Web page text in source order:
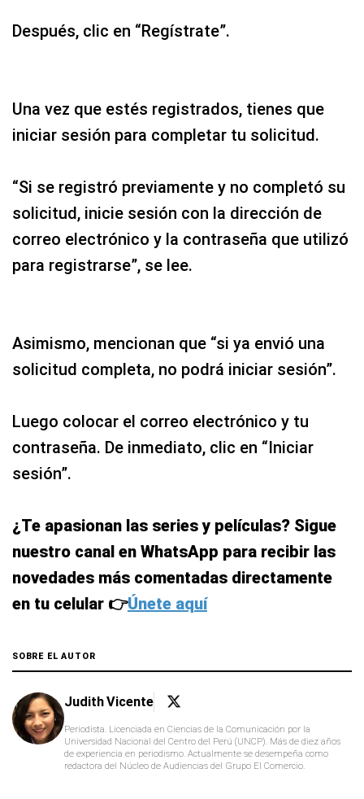
Después, clic en “Regístrate”.
Una vez que estés registrados, tienes que
iniciar sesión para completar tu solicitud.
“Si se registró previamente y no completó su
solicitud, inicie sesión con la dirección de
correo electrónico y la contraseña que utilizó
para registrarse”, se lee.
Asimismo, mencionan que “si ya envió una
solicitud completa, no podrá iniciar sesión”.
Luego colocar el correo electrónico y tu
contraseña. De inmediato, clic en “Iniciar
sesión”.
¿Te apasionan las series y películas? Sigue
nuestro canal en WhatsApp para recibir las
novedades más comentadas directamente
en tu celular 👉Únete aquí
SOBRE EL AUTOR
Judith Vicente
Periodista. Licenciada en Ciencias de la Comunicación por la
Universidad Nacional del Centro del Perú (UNCP). Más de diez años
de experiencia en periodismo. Actualmente se desempeña como
redactora del Núcleo de Audiencias del Grupo El Comercio.